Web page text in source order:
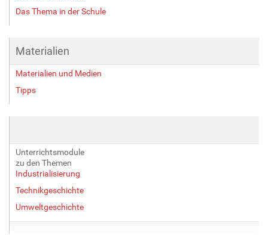
Das Thema in der Schule
Materialien
Materialien und Medien
Tipps
Unterrichtsmodule
zu den Themen
Industrialisierung
Technikgeschichte
Umweltgeschichte